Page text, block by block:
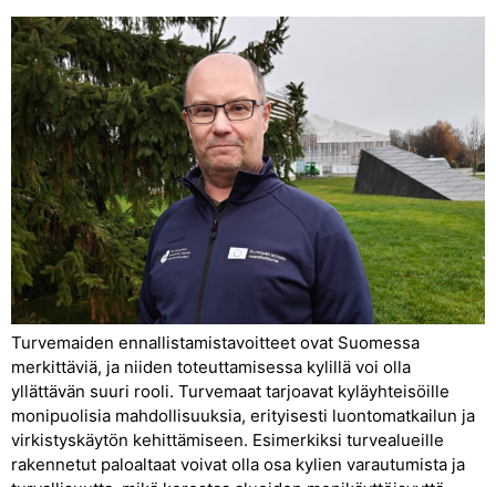
Turvemaiden ennallistamistavoitteet ovat Suomessa
merkittäviä, ja niiden toteuttamisessa kylillä voi olla
yllättävän suuri rooli. Turvemaat tarjoavat kyläyhteisöille
monipuolisia mahdollisuuksia, erityisesti luontomatkailun ja
virkistyskäytön kehittämiseen. Esimerkiksi turvealueille
rakennetut paloaltaat voivat olla osa kylien varautumista ja